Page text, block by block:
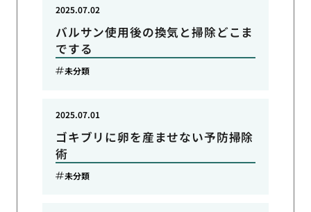
バルサン使用後の換気と掃除どこま
でする
2025.07.02
未分類
ゴキブリに卵を産ませない予防掃除
術
2025.07.01
未分類